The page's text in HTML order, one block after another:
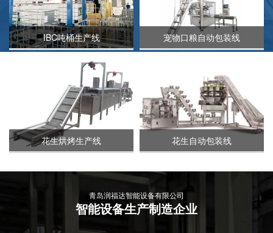
IBC吨桶生产线 宠物口粮自动包装线
花生烘烤生产线 花生自动包装线
青岛润福达智能设备有限公司
智能设备生产制造企业